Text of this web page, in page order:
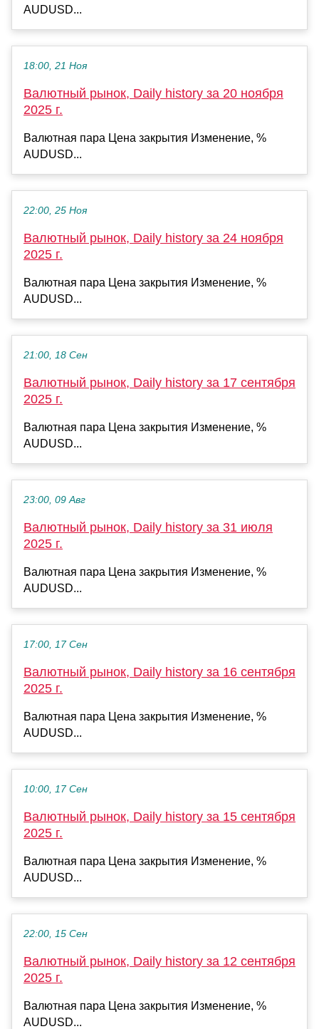
AUDUSD...
18:00, 21 Ноя
Валютный рынок, Daily history за 20 ноября
2025 г.
Валютная пара Цена закрытия Изменение, %
AUDUSD...
22:00, 25 Ноя
Валютный рынок, Daily history за 24 ноября
2025 г.
Валютная пара Цена закрытия Изменение, %
AUDUSD...
21:00, 18 Сен
Валютный рынок, Daily history за 17 сентября
2025 г.
Валютная пара Цена закрытия Изменение, %
AUDUSD...
23:00, 09 Авг
Валютный рынок, Daily history за 31 июля
2025 г.
Валютная пара Цена закрытия Изменение, %
AUDUSD...
17:00, 17 Сен
Валютный рынок, Daily history за 16 сентября
2025 г.
Валютная пара Цена закрытия Изменение, %
AUDUSD...
10:00, 17 Сен
Валютный рынок, Daily history за 15 сентября
2025 г.
Валютная пара Цена закрытия Изменение, %
AUDUSD...
22:00, 15 Сен
Валютный рынок, Daily history за 12 сентября
2025 г.
Валютная пара Цена закрытия Изменение, %
AUDUSD...